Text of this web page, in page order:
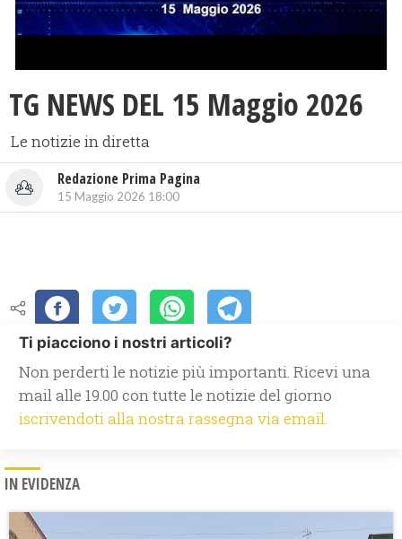
TG NEWS DEL 15 Maggio 2026
Le notizie in diretta
Redazione Prima Pagina
15 Maggio 2026 18:00
Ti piacciono i nostri articoli?
Non perderti le notizie più importanti. Ricevi una
mail alle 19.00 con tutte le notizie del giorno
iscrivendoti alla nostra rassegna via email.
IN EVIDENZA